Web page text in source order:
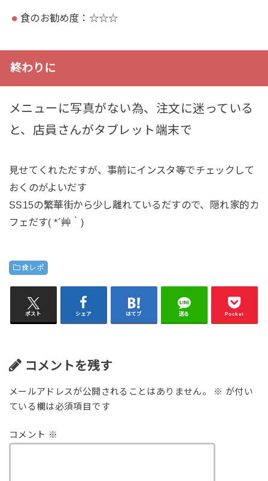
食のお勧め度：☆☆☆
終わりに
メニューに写真がない為、注文に迷っている
と、店員さんがタブレット端末で
見せてくれただすが、事前にインスタ等でチェックして
おくのがよいだす
SS15の繁華街から少し離れているだすので、隠れ家的カ
フェだす( *´艸｀)
食レポ
ポスト シェア はてブ 送る Pocket
コメントを残す
メールアドレスが公開されることはありません。 ※ が付い
ている欄は必須項目です
コメント ※